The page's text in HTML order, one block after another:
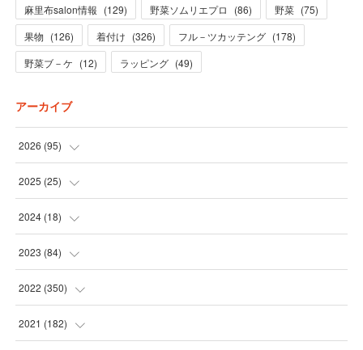
麻里布salon情報 (129) 野菜ソムリエプロ (86) 野菜 (75)
果物 (126) 着付け (326) フル－ツカッテング (178)
野菜ブ－ケ (12) ラッピング (49)
アーカイブ
2026 (95)
(5
(31 )
(28
(31
2025 (25)
(3
(19 )
(1)
(1)
2024(18)
(1
(12
(2)
2023 (84)
(1)
(24
2022 (350)
(16
2021 (182)